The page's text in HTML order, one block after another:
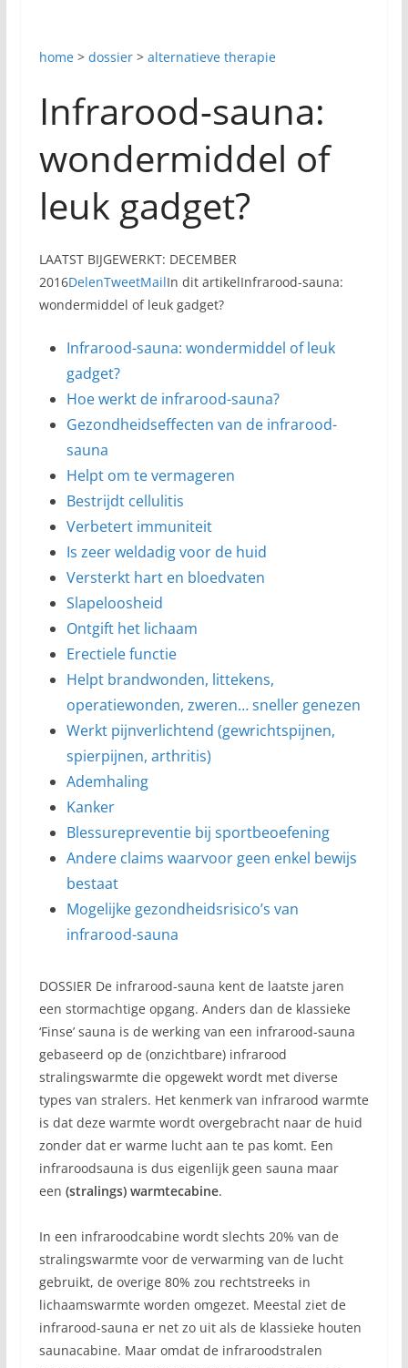
home> dossier> alternatieve therapie
Infrarood-sauna:
wondermiddel of
leuk gadget?
LAATST BIJGEWERKT: DECEMBER
2016DelenTweetMailIn dit artikelInfrarood-sauna:
wondermiddel of leuk gadget?
Infrarood-sauna: wondermiddel of leuk
gadget?
Hoe werkt de infrarood-sauna?
Gezondheidseffecten van de infrarood-
sauna
Helpt om te vermageren
Bestrijdt cellulitis
Verbetert immuniteit
Is zeer weldadig voor de huid
Versterkt hart en bloedvaten
Slapeloosheid
Ontgift het lichaam
Erectiele functie
Helpt brandwonden, littekens,
operatiewonden, zweren… sneller genezen
Werkt pijnverlichtend (gewrichtspijnen,
spierpijnen, arthritis)
Ademhaling
Kanker
Blessurepreventie bij sportbeoefening
Andere claims waarvoor geen enkel bewijs
bestaat
Mogelijke gezondheidsrisico’s van
infrarood-sauna
DOSSIER De infrarood-sauna kent de laatste jaren
een stormachtige opgang. Anders dan de klassieke
‘Finse’ sauna is de werking van een infrarood-sauna
gebaseerd op de (onzichtbare) infrarood
stralingswarmte die opgewekt wordt met diverse
types van stralers. Het kenmerk van infrarood warmte
is dat deze warmte wordt overgebracht naar de huid
zonder dat er warme lucht aan te pas komt. Een
infraroodsauna is dus eigenlijk geen sauna maar
een (stralings) warmtecabine.
In een infraroodcabine wordt slechts 20% van de
stralingswarmte voor de verwarming van de lucht
gebruikt, de overige 80% zou rechtstreeks in
lichaamswarmte worden omgezet. Meestal ziet de
infrarood-sauna er net zo uit als de klassieke houten
saunacabine. Maar omdat de infraroodstralen